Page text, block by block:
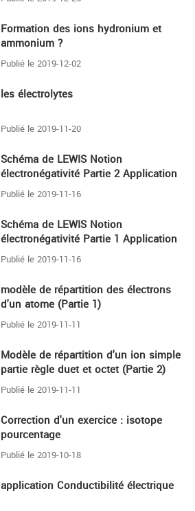
Formation des ions hydronium et
ammonium ?
Publié le 2019-12-02
les électrolytes
Publié le 2019-11-20
Schéma de LEWIS Notion
électronégativité Partie 2 Application
Publié le 2019-11-16
Schéma de LEWIS Notion
électronégativité Partie 1 Application
Publié le 2019-11-16
modèle de répartition des électrons
d'un atome (Partie 1)
Publié le 2019-11-11
Modèle de répartition d'un ion simple
partie règle duet et octet (Partie 2)
Publié le 2019-11-11
Correction d'un exercice : isotope
pourcentage
Publié le 2019-10-18
application Conductibilité électrique